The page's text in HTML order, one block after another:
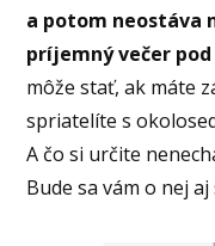
a potom neostáva
príjemný večer
môže stať, ak máte
spriatelíte s
A čo si určite
Bude sa vám o nej aj